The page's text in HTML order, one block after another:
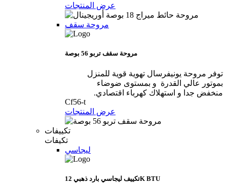
عرض المنتجات
مروحة سقف
مروحة سقف تربو 56 بوصة
توفر مروحة يونيفرسال تهوية قوية للمنزل
بموتور عالي القدرة و بمستوى ضوضاء
منخفض جدا و استهلاك كهرباء اقتصادي.
Cf56-t
عرض المنتجات
تكييفات
تكيفات
ليجاسي
تكييف ليجاسي بارد ذهبي 12K BTU